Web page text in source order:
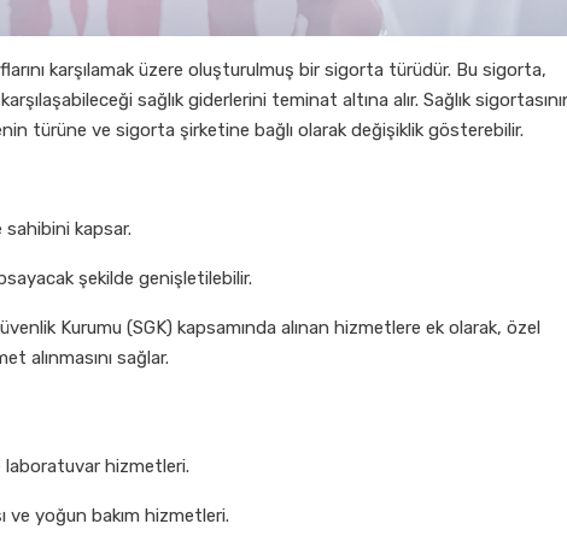
karşılamak üzere oluşturulmuş bir sigorta türüdür. Bu sigorta,
sağlık giderlerini teminat altına alır. Sağlık
türüne ve sigorta şirketine bağlı olarak değişiklik gösterebilir.
sahibini kapsar.
şekilde genişletilebilir.
Kurumu (SGK) kapsamında alınan hizmetlere ek olarak, özel
alınmasını sağlar.
hizmetleri.
ve yoğun bakım hizmetleri.